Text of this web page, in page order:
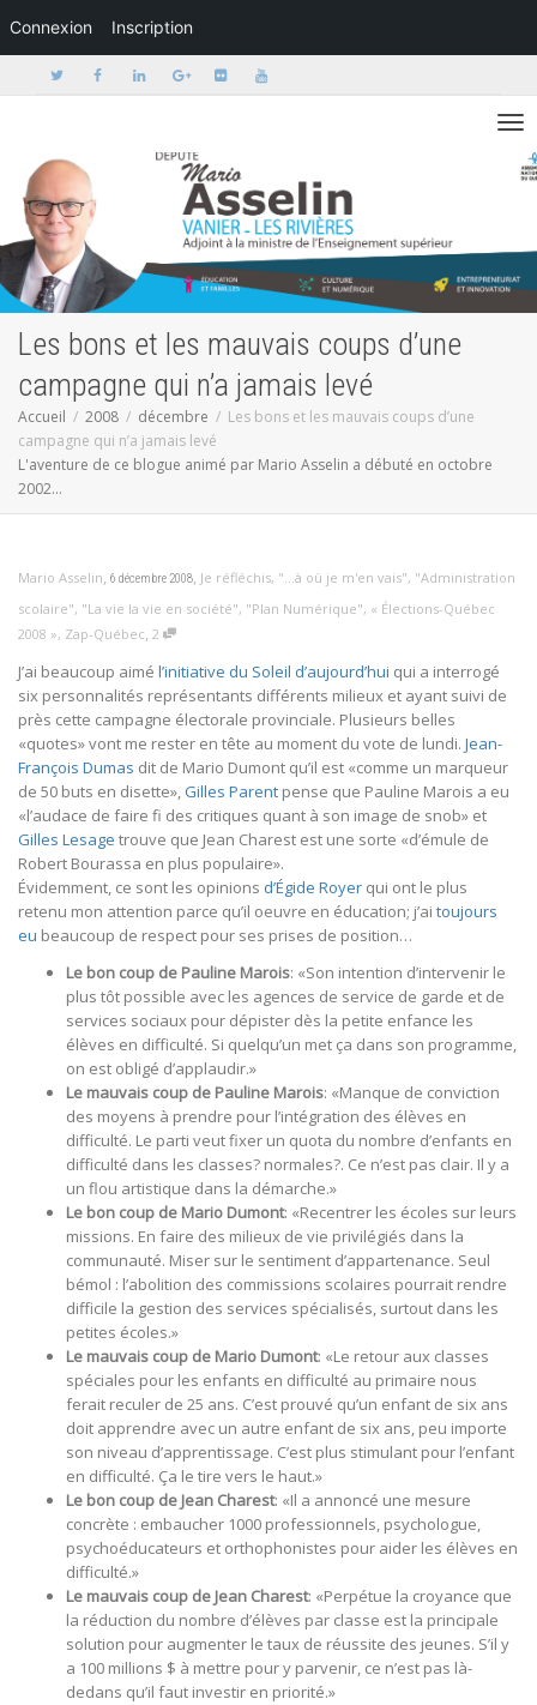
Connexion Inscription
Activer/
Les bons et les mauvais coups d’une
campagne qui n’a jamais levé
Accueil 2008 décembre
Les bons et les mauvais coups d’une
campagne qui n’a jamais levé
L'aventure de ce blogue animé par Mario Asselin a débuté en octobre
2002...
Mario Asselin, 6 décembre 2008, Je réfléchis, "...à où je m'en vais", "Administration
scolaire", "La vie la vie en société", "Plan Numérique", « Élections-Québec
2008 », Zap-Québec, 2
J’ai beaucoup aimé l’initiative du Soleil d’aujourd’hui qui a interrogé
six personnalités représentants différents milieux et ayant suivi de
près cette campagne électorale provinciale. Plusieurs belles
«quotes» vont me rester en tête au moment du vote de lundi. Jean-
François Dumas dit de Mario Dumont qu’il est «comme un marqueur
de 50 buts en disette», Gilles Parent pense que Pauline Marois a eu
«l’audace de faire fi des critiques quant à son image de snob» et
Gilles Lesage trouve que Jean Charest est une sorte «d’émule de
Robert Bourassa en plus populaire».
Évidemment, ce sont les opinions d’Égide Royer qui ont le plus
retenu mon attention parce qu’il oeuvre en éducation; j’ai toujours
eu beaucoup de respect pour ses prises de position…
Le bon coup de Pauline Marois: «Son intention d’intervenir le
plus tôt possible avec les agences de service de garde et de
services sociaux pour dépister dès la petite enfance les
élèves en difficulté. Si quelqu’un met ça dans son programme,
on est obligé d’applaudir.»
Le mauvais coup de Pauline Marois: «Manque de conviction
des moyens à prendre pour l’intégration des élèves en
difficulté. Le parti veut fixer un quota du nombre d’enfants en
difficulté dans les classes? normales?. Ce n’est pas clair. Il y a
un flou artistique dans la démarche.»
Le bon coup de Mario Dumont: «Recentrer les écoles sur leurs
missions. En faire des milieux de vie privilégiés dans la
communauté. Miser sur le sentiment d’appartenance. Seul
bémol : l’abolition des commissions scolaires pourrait rendre
difficile la gestion des services spécialisés, surtout dans les
petites écoles.»
Le mauvais coup de Mario Dumont: «Le retour aux classes
spéciales pour les enfants en difficulté au primaire nous
ferait reculer de 25 ans. C’est prouvé qu’un enfant de six ans
doit apprendre avec un autre enfant de six ans, peu importe
son niveau d’apprentissage. C’est plus stimulant pour l’enfant
en difficulté. Ça le tire vers le haut.»
Le bon coup de Jean Charest: «Il a annoncé une mesure
concrète : embaucher 1000 professionnels, psychologue,
psychoéducateurs et orthophonistes pour aider les élèves en
difficulté.»
Le mauvais coup de Jean Charest: «Perpétue la croyance que
la réduction du nombre d’élèves par classe est la principale
solution pour augmenter le taux de réussite des jeunes. S’il y
a 100 millions $ à mettre pour y parvenir, ce n’est pas là-
dedans qu’il faut investir en priorité.»